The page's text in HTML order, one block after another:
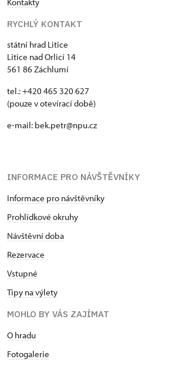
(pouze držitel)
rodinní příslušníci)
Průkaz Náš člověk (pouze držitel)
Kastelánský vstup
Pernamentka Na památky (pouze
držitel)
Kontakty
RYCHLÝ KONTAKT
státní hrad Litice
Litice nad Orlicí 14
561 86 Záchlumí
tel.: +420 465 320 627
(pouze v otevírací době)
e-mail: bek.petr@npu.cz
INFORMACE PRO NÁVŠTĚVNÍKY
Informace pro návštěvníky
Prohlídkové okruhy
Návštěvní doba
Rezervace
Vstupné
Tipy na výlety
MOHLO BY VÁS ZAJÍMAT
O hradu
Fotogalerie